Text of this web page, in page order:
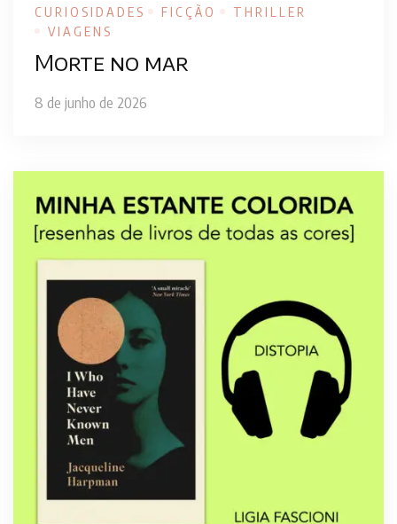
CURIOSIDADES FICÇÃO
THRILLER
VIAGENS
Morte no mar
8 de junho de 2026